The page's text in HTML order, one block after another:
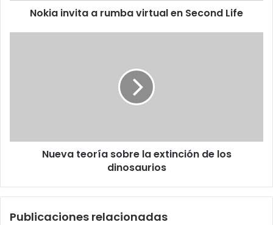
Nokia invita a rumba virtual en Second Life
Nueva teoría sobre la extinción de los
dinosaurios
Publicaciones relacionadas